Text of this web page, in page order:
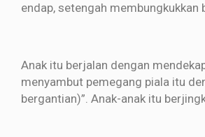
endap, setengah membungkukkan
Anak itu berjalan dengan
menyambut pemegang piala itu
bergantian)”. Anak-anak itu